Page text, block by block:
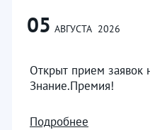
05 АВГУСТА 2026
Открыт прием заявок
Знание.Премия!
Подробнее